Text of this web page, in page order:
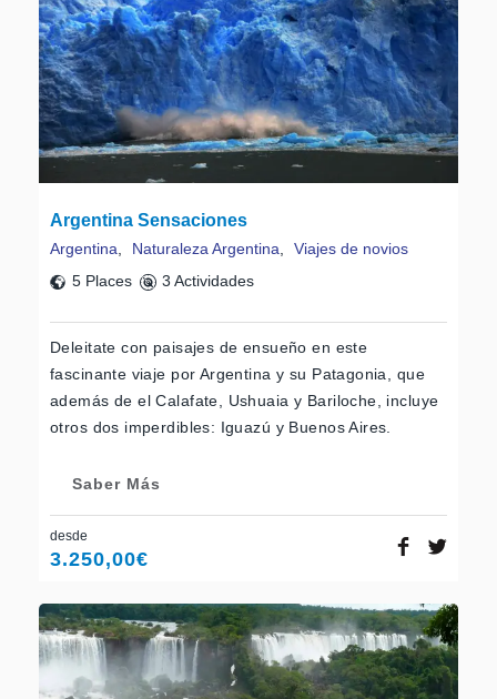
Argentina Sensaciones
Argentina, Naturaleza Argentina,
Viajes de novios
5 Places
3 Actividades
Deleitate con paisajes de ensueño en este
fascinante viaje por Argentina y su Patagonia, que
además de el Calafate, Ushuaia y Bariloche, incluye
otros dos imperdibles: Iguazú y Buenos Aires.
Saber Más
desde
3.250,00€